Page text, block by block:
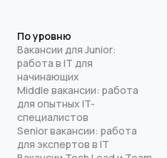
По уровню
Вакансии для Junior:
работа в IT для
начинающих
Middle вакансии: работа
для опытных IT-
специалистов
Senior вакансии: работа
для экспертов в IT